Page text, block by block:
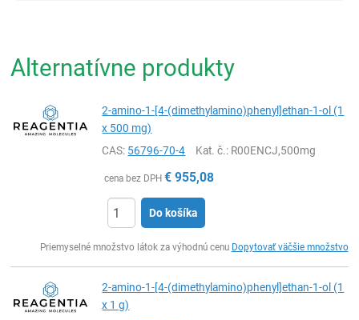
Alternatívne produkty
2-amino-1-[4-(dimethylamino)phenyl]ethan-1-ol (1
x 500 mg)
CAS: 56796-70-4 Kat. č.: R00ENCJ,500mg
cena bez DPH € 955,08
Do košíka
Priemyselné množstvo látok za výhodnú cenu Dopytovať väčšie množstvo
2-amino-1-[4-(dimethylamino)phenyl]ethan-1-ol (1
x 1 g)